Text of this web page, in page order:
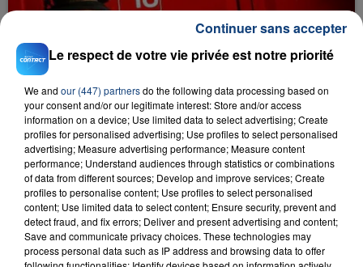
23 juillet 2026
INCENDIE MORTEL À LENS : UNE FEMME ET
SON BÉBÉ ENTRE LA VIE ET LA...
Un homme s'est immolé par le feu après avoir
aspergé sa compagne et leur bébé de trois mois
d'un liquide inflammable.
Le respect de votre vie privée est notre priorité
We and our (447) partnersdo the following data processing based on
your consent and/or our legitimate interest: Store and/or access
information on a device; Use limited data to select advertising; Create
profiles for personalised advertising; Use profiles to select personalised
advertising; Measure advertising performance; Measure content
performance; Understand audiences through statistics or combinations
of data from different sources; Develop and improve services; Create
profiles to personalise content; Use profiles to select personalised
content; Use limited data to select content; Ensure security, prevent and
detect fraud, and fix errors; Deliver and present advertising and content;
Save and communicate privacy choices. These technologies may
process personal data such as IP address and browsing data to offer
Continuer sans accepter